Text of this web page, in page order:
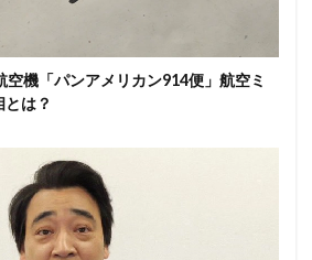
機「パンアメリカン914便」航空ミ
は？